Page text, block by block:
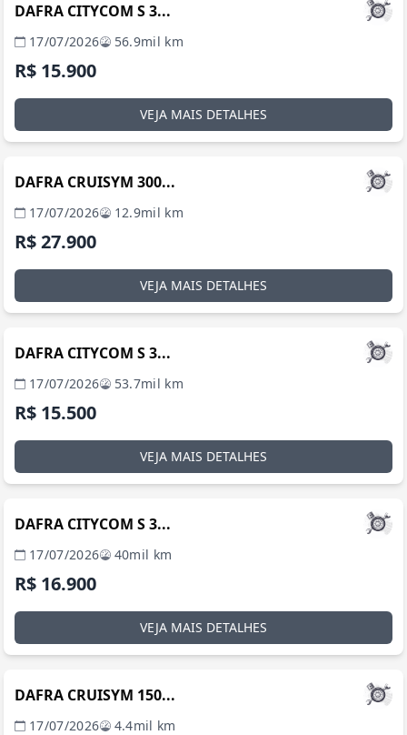
DAFRA CITYCOM S 3...
17/07/2026 56.9mil km
R$ 15.900
VEJA MAIS DETALHES
DAFRA CRUISYM 300...
17/07/2026 12.9mil km
R$ 27.900
VEJA MAIS DETALHES
DAFRA CITYCOM S 3...
17/07/2026 53.7mil km
R$ 15.500
VEJA MAIS DETALHES
DAFRA CITYCOM S 3...
17/07/2026 40mil km
R$ 16.900
VEJA MAIS DETALHES
DAFRA CRUISYM 150...
17/07/2026 4.4mil km